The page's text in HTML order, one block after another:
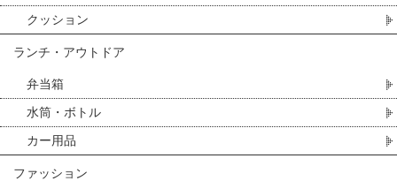
クッション
ランチ・アウトドア
弁当箱
水筒・ボトル
カー用品
ファッション